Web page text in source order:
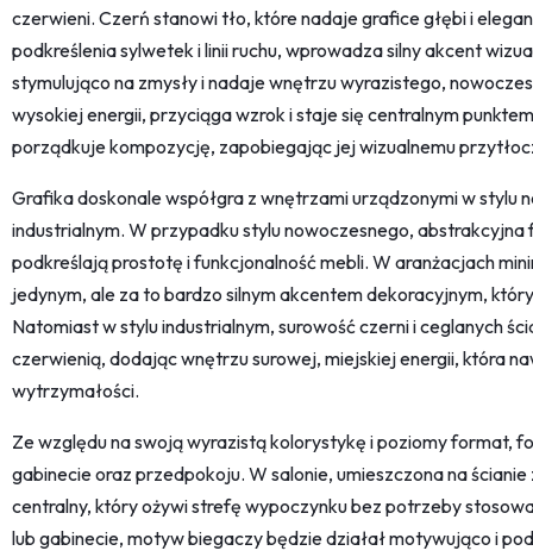
czerwieni. Czerń stanowi tło, które nadaje grafice głębi i
podkreślenia sylwetek i linii ruchu, wprowadza silny akcent
stymulująco na zmysły i nadaje wnętrzu wyrazistego,
wysokiej energii, przyciąga wzrok i staje się centralnym
porządkuje kompozycję, zapobiegając jej wizualnemu
Grafika doskonale współgra z wnętrzami urządzonymi w stylu
industrialnym. W przypadku stylu nowoczesnego,
podkreślają prostotę i funkcjonalność mebli. W aranżacjach
jedynym, ale za to bardzo silnym akcentem dekoracyjnym,
Natomiast w stylu industrialnym, surowość czerni i ceglanych
czerwienią, dodając wnętrzu surowej, miejskiej energii, która
wytrzymałości.
Ze względu na swoją wyrazistą kolorystykę i poziomy format,
gabinecie oraz przedpokoju. W salonie, umieszczona na
centralny, który ożywi strefę wypoczynku bez potrzeby
lub gabinecie, motyw biegaczy będzie działał motywująco i